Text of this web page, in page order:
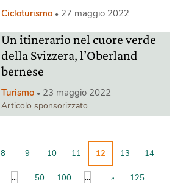
Cicloturismo 27 maggio 2022
Un itinerario nel cuore verde
della Svizzera, l’Oberland
bernese
Turismo 23 maggio 2022
Articolo sponsorizzato
8 9 10 11 12 13 14
... 50 100 ... » 125